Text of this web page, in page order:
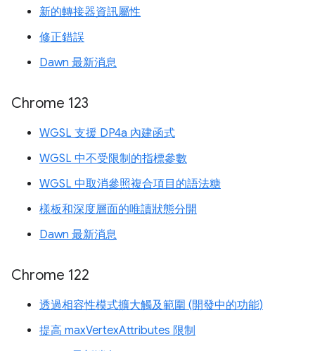
新的轉接器資訊屬性
修正錯誤
Dawn 最新消息
Chrome 123
WGSL 支援 DP4a 內建函式
WGSL 中不受限制的指標參數
WGSL 中取消參照複合項目的語法糖
樣板和深度層面的唯讀狀態分開
Dawn 最新消息
Chrome 122
透過相容性模式擴大觸及範圍 (開發中的功能)
提高 maxVertexAttributes 限制